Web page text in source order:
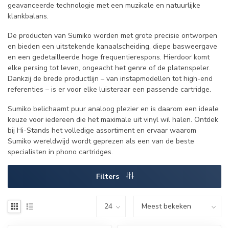
geavanceerde technologie met een muzikale en natuurlijke
klankbalans.
De producten van Sumiko worden met grote precisie ontworpen
en bieden een uitstekende kanaalscheiding, diepe basweergave
en een gedetailleerde hoge frequentierespons. Hierdoor komt
elke persing tot leven, ongeacht het genre of de platenspeler.
Dankzij de brede productlijn – van instapmodellen tot high-end
referenties – is er voor elke luisteraar een passende cartridge.
Sumiko belichaamt puur analoog plezier en is daarom een ideale
keuze voor iedereen die het maximale uit vinyl wil halen. Ontdek
bij Hi-Stands het volledige assortiment en ervaar waarom
Sumiko wereldwijd wordt geprezen als een van de beste
specialisten in phono cartridges.
Filters